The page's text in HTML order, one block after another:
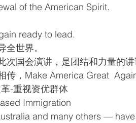
of the American Spirit.
ready to lead.
世界。
次国会演讲，是团结和力量的
，Make America Great
-重视资优群体
Immigration
and many others —